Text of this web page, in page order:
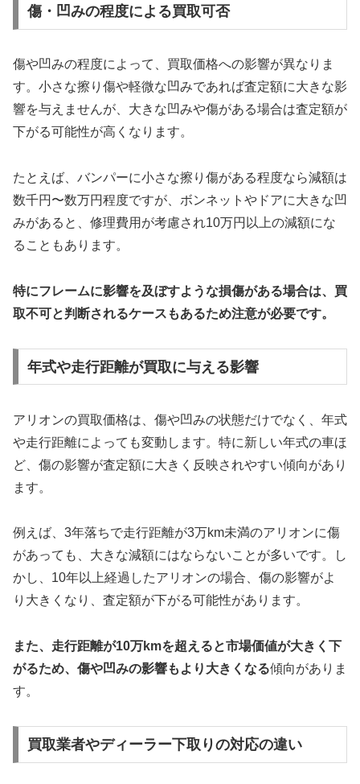
傷・凹みの程度による買取可否
傷や凹みの程度によって、買取価格への影響が異なりま
す。小さな擦り傷や軽微な凹みであれば査定額に大きな影
響を与えませんが、大きな凹みや傷がある場合は査定額が
下がる可能性が高くなります。
たとえば、バンパーに小さな擦り傷がある程度なら減額は
数千円〜数万円程度ですが、ボンネットやドアに大きな凹
みがあると、修理費用が考慮され10万円以上の減額にな
ることもあります。
特にフレームに影響を及ぼすような損傷がある場合は、買
取不可と判断されるケースもあるため注意が必要です。
年式や走行距離が買取に与える影響
アリオンの買取価格は、傷や凹みの状態だけでなく、年式
や走行距離によっても変動します。特に新しい年式の車ほ
ど、傷の影響が査定額に大きく反映されやすい傾向があり
ます。
例えば、3年落ちで走行距離が3万km未満のアリオンに傷
があっても、大きな減額にはならないことが多いです。し
かし、10年以上経過したアリオンの場合、傷の影響がよ
り大きくなり、査定額が下がる可能性があります。
また、走行距離が10万kmを超えると市場価値が大きく下
がるため、傷や凹みの影響もより大きくなる傾向がありま
す。
買取業者やディーラー下取りの対応の違い